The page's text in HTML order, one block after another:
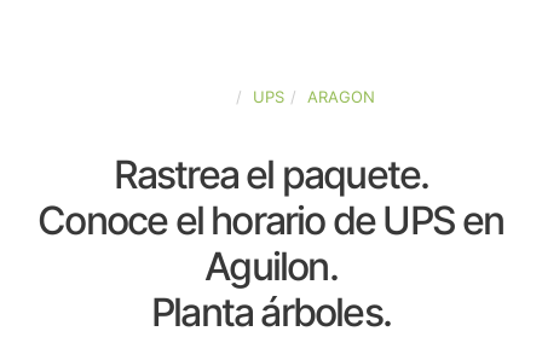
UPS ARAGON
Rastrea el paquete.
Conoce el horario de UPS en
Aguilon.
Planta árboles.